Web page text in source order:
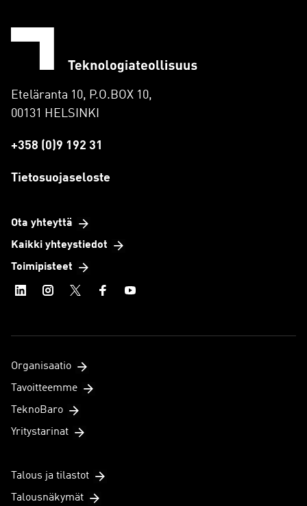
Eteläranta 10, P.O.BOX 10,
00131 HELSINKI
+358 (0)9 192 31
Tietosuojaseloste
Ota yhteyttä
Kaikki yhteystiedot
Toimipisteet
Organisaatio
Tavoitteemme
TeknoBaro
Yritystarinat
Talous ja tilastot
Talousnäkymät